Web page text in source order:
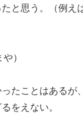
と思う。（例
）
たことはあるが
をえない。